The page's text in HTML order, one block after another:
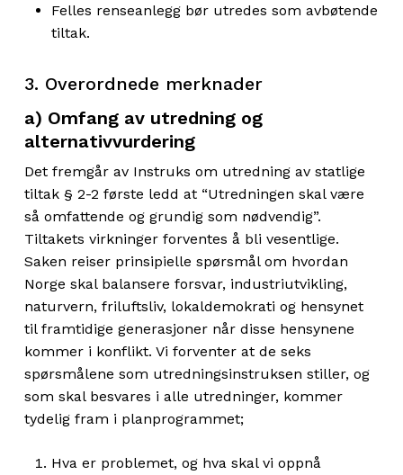
Felles renseanlegg bør utredes som avbøtende
tiltak.
3. Overordnede merknader
a) Omfang av utredning og
alternativvurdering
Det fremgår av Instruks om utredning av statlige
tiltak § 2-2 første ledd at “Utredningen skal være
så omfattende og grundig som nødvendig”.
Tiltakets virkninger forventes å bli vesentlige.
Saken reiser prinsipielle spørsmål om hvordan
Norge skal balansere forsvar, industriutvikling,
naturvern, friluftsliv, lokaldemokrati og hensynet
til framtidige generasjoner når disse hensynene
kommer i konflikt. Vi forventer at de seks
spørsmålene som utredningsinstruksen stiller, og
som skal besvares i alle utredninger, kommer
tydelig fram i planprogrammet;
Hva er problemet, og hva skal vi oppnå